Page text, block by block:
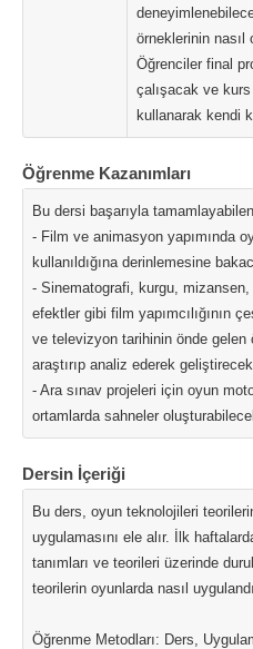
örneklerinin nasıl
Öğrenciler final
çalışacak ve
kullanarak kendi
Öğrenme Kazanımları
Bu dersi başarıyla
- Film ve animasyon yapımında
kullanıldığına derinlemesine
- Sinematografi, kurgu, mizansen,
efektler gibi film yapımcılığının
ve televizyon tarihinin önde gelen
araştırıp analiz ederek
- Ara sınav projeleri için oyun
ortamlarda sahneler
Dersin İçeriği
Bu ders, oyun teknolojileri
uygulamasını ele alır. İlk
tanımları ve teorileri üzerinde
teorilerin oyunlarda nasıl
Öğrenme Metodları: Ders,